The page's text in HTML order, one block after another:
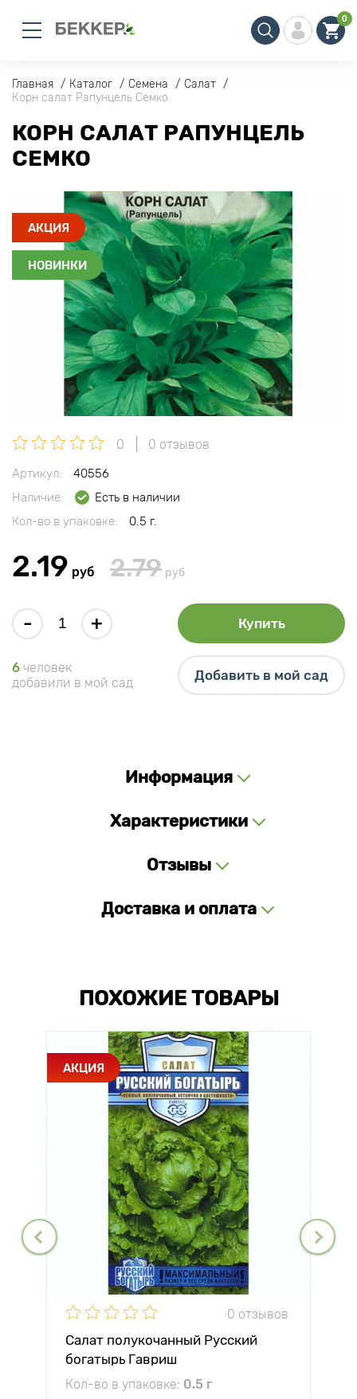
0
Главная Каталог Семена
Салат
Корн салат Рапунцель Семко
КОРН САЛАТ РАПУНЦЕЛЬ
СЕМКО
АКЦИЯ
НОВИНКИ
0 0 отзывов
Артикул:
40556
Наличие:
Есть в наличии
Кол-во в упаковке:
0.5 г.
2.19 руб 2.79 руб
- + Купить
6 человек
добавили в мой сад
Добавить в мой сад
Информация
Характеристики
Отзывы
Доставка и оплата
ПОХОЖИЕ ТОВАРЫ
АКЦИЯ
0 отзывов
Салат полукочанный Русский
богатырь Гавриш
Кол-во в упаковке: 0.5 г